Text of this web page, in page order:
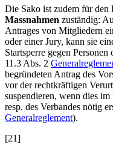
Die Sako ist zudem für den
Massnahmen zuständig:
Antrages von Mitgliedern
oder einer Jury, kann sie
Startsperre gegen
11.3 Abs. 2
begründeten Antrag des
vor der rechtkräftigen
suspendieren, wenn dies
resp. des Verbandes nötig
Generalreglement).
[21]